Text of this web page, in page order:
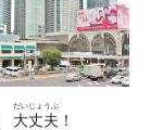
大丈夫
だいじょうぶ
！